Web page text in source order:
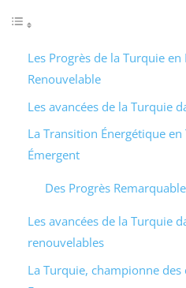
Les Progrès de la Turquie en
Renouvelable
Les avancées de la Turquie
La Transition Énergétique
Émergent
Des Progrès
Les avancées de la Turquie
renouvelables
La Turquie, championne